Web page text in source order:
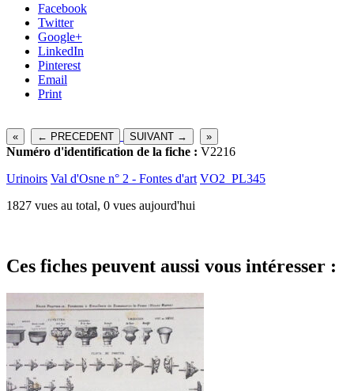
Facebook
Twitter
Google+
LinkedIn
Pinterest
Email
Print
« ← PRECEDENT SUIVANT → »
Numéro d'identification de la fiche : V2216
Urinoirs Val d'Osne n° 2 - Fontes d'art VO2_PL345
1827 vues au total, 0 vues aujourd'hui
Ces fiches peuvent aussi vous intéresser :